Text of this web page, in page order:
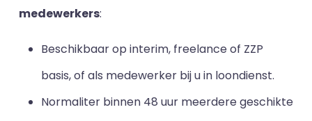
medewerkers:
Beschikbaar op interim, freelance of ZZP
basis, of als medewerker bij u in loondienst.
Normaliter binnen 48 uur meerdere geschikte